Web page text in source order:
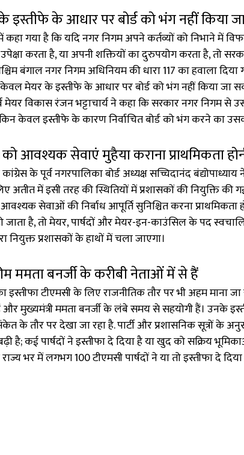
के आधार पर बोर्ड को भंग नहीं किया
कहा गया है कि यदि नगर निगम अपने कर्तव्यों को निभाने में
उपेक्षा करता है, या अपनी शक्तियों का दुरुपयोग करता है, तो
बंगाल नगर निगम अधिनियम की धारा 117 का हवाला दिया
केवल मेयर के इस्तीफे के आधार पर बोर्ड को भंग नहीं किया जा
मेयर विकास रंजन भट्टाचार्य ने कहा कि सरकार नगर निगम
केवल इस्तीफे के कारण निर्वाचित बोर्ड को भंग करने का
आवश्यक सेवाएं मुहैया कराना प्राथमिकता
के पूर्व नगरपालिका बोर्ड अध्यक्ष सच्चिदानंद बंद्योपाध्याय
अतीत में इसी तरह की स्थितियों में प्रशासकों की नियुक्ति की
सेवाओं की निर्बाध आपूर्ति सुनिश्चित करना प्राथमिकता
जाता है, तो मेयर, पार्षदों और मेयर-इन-काउंसिल के पद
नियुक्त प्रशासकों के हाथों में चला जाएगा।
ममता बनर्जी के करीबी नेताओं में से हैं
इस्तीफा टीएमसी के लिए राजनीतिक तौर पर भी अहम माना जा
मुख्यमंत्री ममता बनर्जी के लंबे समय से सहयोगी हैं। उनके
तौर पर देखा जा रहा है. पार्टी और प्रशासनिक सूत्रों के
है; कई पार्षदों ने इस्तीफा दे दिया है या खुद को सक्रिय
भर में लगभग 100 टीएमसी पार्षदों ने या तो इस्तीफा दे